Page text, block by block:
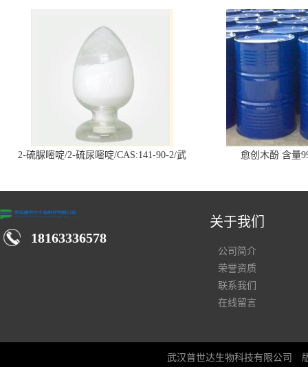
2-硫脲嘧啶/2-硫尿嘧啶/CAS:141-90-2/武
愈创木酚 含量
18163336578
关于我们
公司简介
荣誉资质
联系我们
在线留言
武汉普世达生物科技有限公司